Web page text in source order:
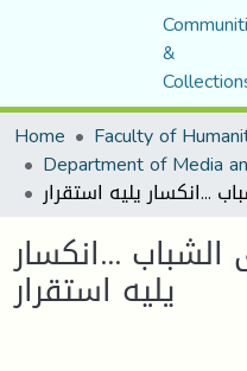
&
Home
...انكسار
يليه استقرار